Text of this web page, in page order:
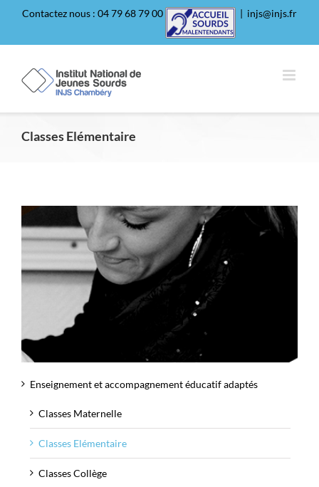
Contactez nous : 04 79 68 79 00 | injs@injs.fr
Classes Elémentaire
Enseignement et accompagnement éducatif adaptés
Classes Maternelle
Classes Elémentaire
Classes Collège